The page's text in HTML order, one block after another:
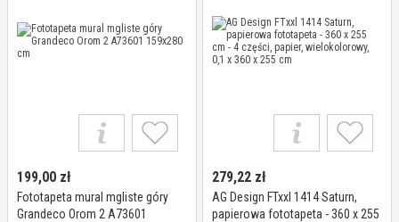
199,00 zł
Fototapeta mural mgliste góry
Grandeco Orom 2 A73601
279,22 zł
AG Design FTxxl 1414 Saturn,
papierowa fototapeta - 360 x 255